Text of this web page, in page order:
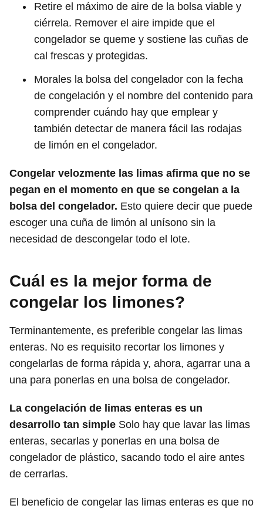
Retire el máximo de aire de la bolsa viable y
ciérrela. Remover el aire impide que el
congelador se queme y sostiene las cuñas de
cal frescas y protegidas.
Morales la bolsa del congelador con la fecha
de congelación y el nombre del contenido para
comprender cuándo hay que emplear y
también detectar de manera fácil las rodajas
de limón en el congelador.
Congelar velozmente las limas afirma que no se
pegan en el momento en que se congelan a la
bolsa del congelador. Esto quiere decir que puede
escoger una cuña de limón al unísono sin la
necesidad de descongelar todo el lote.
Cuál es la mejor forma de
congelar los limones?
Terminantemente, es preferible congelar las limas
enteras. No es requisito recortar los limones y
congelarlas de forma rápida y, ahora, agarrar una a
una para ponerlas en una bolsa de congelador.
La congelación de limas enteras es un
desarrollo tan simple Solo hay que lavar las limas
enteras, secarlas y ponerlas en una bolsa de
congelador de plástico, sacando todo el aire antes
de cerrarlas.
El beneficio de congelar las limas enteras es que no